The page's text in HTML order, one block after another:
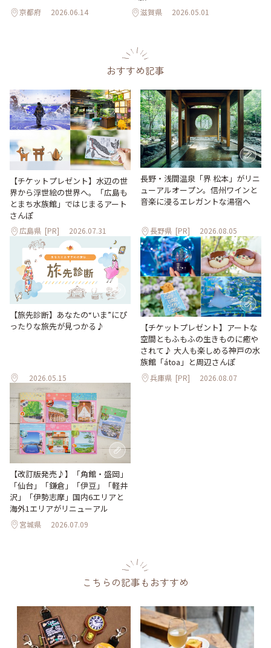
京都府 2026.06.14 滋賀県 2026.05.01
おすすめ記事
【チケットプレゼント】水辺の世
界から浮世絵の世界へ。「広島も
とまち水族館」ではじまるアート
さんぽ
広島県 [PR] 2026.07.31
長野・浅間温泉「界 松本」がリニ
ューアルオープン。信州ワインと
音楽に浸るエレガントな湯宿へ
長野県 [PR] 2026.08.05
【旅先診断】あなたの“いま”にぴ
ったりな旅先が見つかる♪
2026.05.15
【チケットプレゼント】アートな
空間ともふもふの生きものに癒や
されて♪ 大人も楽しめる神戸の水
族館「átoa」と周辺さんぽ
兵庫県 [PR] 2026.08.07
【改訂版発売♪】「角館・盛岡」
「仙台」「鎌倉」「伊豆」「軽井
沢」「伊勢志摩」国内6エリアと
海外1エリアがリニューアル
宮城県 2026.07.09
こちらの記事もおすすめ